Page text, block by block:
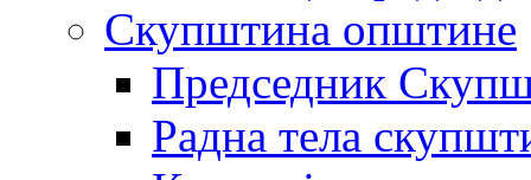
Скупштина општине
Председник
Радна тела